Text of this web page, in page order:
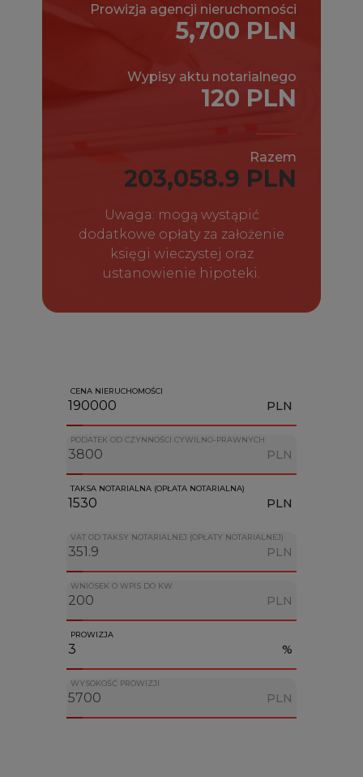
Prowizja agencji nieruchomości
5,700 PLN
Wypisy aktu notarialnego
120 PLN
Razem
203,058.9 PLN
Uwaga: mogą wystąpić
dodatkowe opłaty za założenie
księgi wieczystej oraz
ustanowienie hipoteki.
CENA NIERUCHOMOŚCI
PLN
PODATEK OD CZYNNOŚCI CYWILNO-PRAWNYCH
PLN
TAKSA NOTARIALNA (OPŁATA NOTARIALNA)
PLN
VAT OD TAKSY NOTARIALNEJ (OPŁATY NOTARIALNEJ)
PLN
WNIOSEK O WPIS DO KW
PLN
PROWIZJA
%
WYSOKOŚĆ PROWIZJI
PLN